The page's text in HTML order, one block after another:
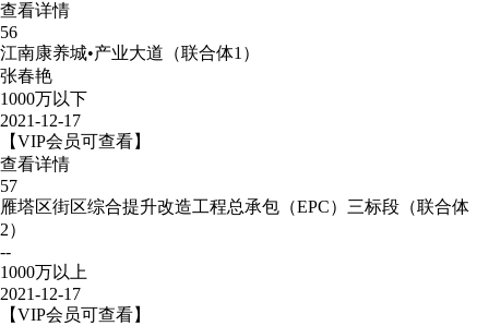
查看详情
56
江南康养城•产业大道（联合体1）
张春艳
1000万以下
2021-12-17
【VIP会员可查看】
查看详情
57
雁塔区街区综合提升改造工程总承包（EPC）三标段（联合体
2）
--
1000万以上
2021-12-17
【VIP会员可查看】